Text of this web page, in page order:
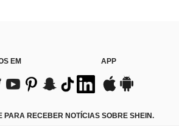
EM APP
PARA RECEBER NOTÍCIAS SOBRE SHEIN.